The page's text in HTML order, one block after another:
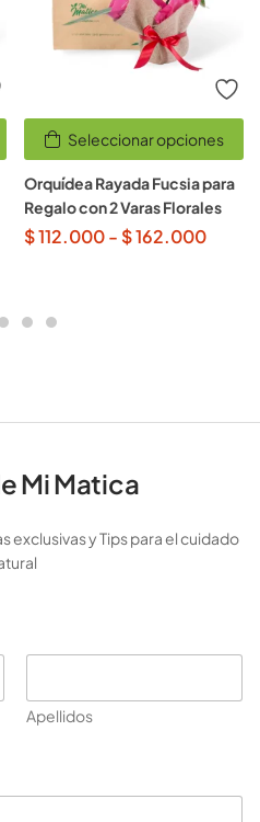
Seleccionar opciones
Orquídea Rayada Fucsia para
Regalo con 2 Varas Florales
$112.000- $162.000
Mi Matica
exclusivas y Tips para el cuidado
Apellidos